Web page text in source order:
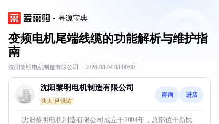
寻源宝典
变频电机尾端线缆的功能解析与维护指
南
沈阳黎明电机制造有限公司 · 2026-08-04 08:00:00
沈阳黎明电机制造有限公司
法人:吕洪涛
咨询 进店
沈阳黎明电机制造有限公司成立于2004年，总部位于新民